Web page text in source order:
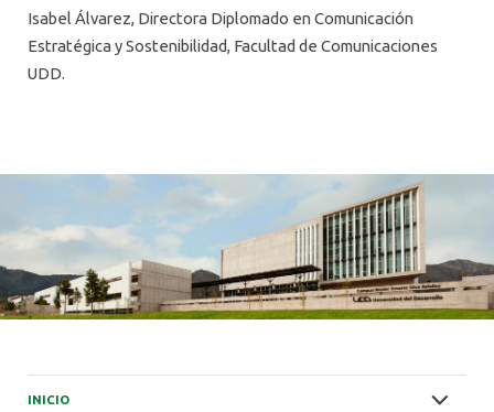
Isabel Álvarez, Directora Diplomado en Comunicación
Estratégica y Sostenibilidad, Facultad de Comunicaciones
UDD.
INICIO